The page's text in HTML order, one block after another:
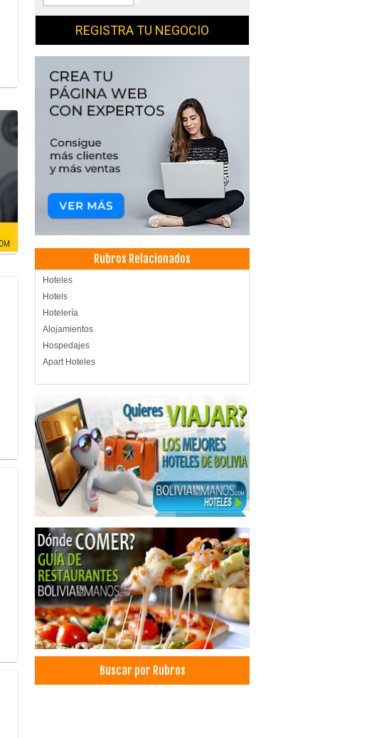
REGISTRA TU NEGOCIO
Rubros Relacionados
Hoteles
Hotels
Hotelería
Alojamientos
Hospedajes
Apart Hoteles
Buscar por Rubros